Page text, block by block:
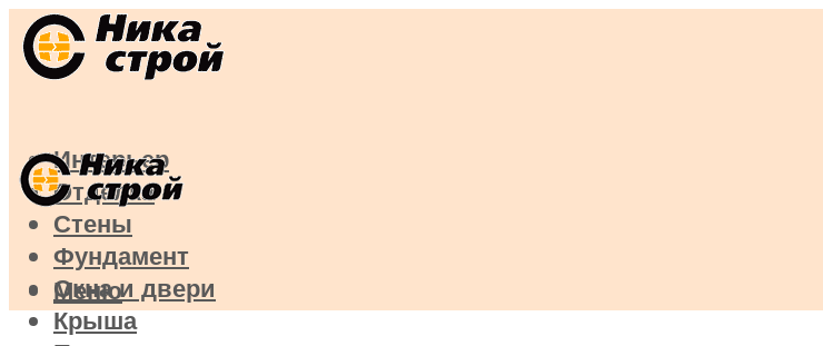
Интерьер
Отделка
Стены
Фундамент
Окна и двери
Крыша
Меню